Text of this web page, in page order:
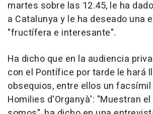
martes sobre las 12.45, le ha
a Catalunya y le ha deseado una
"fructífera e interesante".
Ha dicho que en la audiencia
con el Pontífice por tarde le hará
obsequios, entre ellos un
Homilies d'Organyà': "Muestran